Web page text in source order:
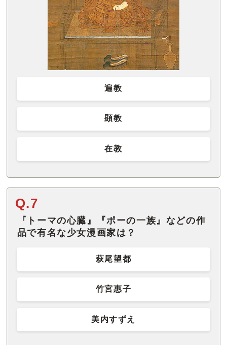
遍教
顕教
在教
Q.7
『トーマの心臓』『ポーの一族』などの作
品で有名な少女漫画家は？
萩尾望都
竹宮惠子
美内すずえ